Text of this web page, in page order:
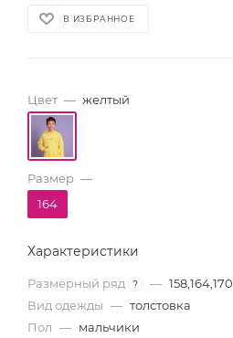
В ИЗБРАННОЕ
Цвет — желтый
Размер —
164
Характеристики
Размерный ряд ? — 158,164,170
Вид одежды — толстовка
Пол — мальчики